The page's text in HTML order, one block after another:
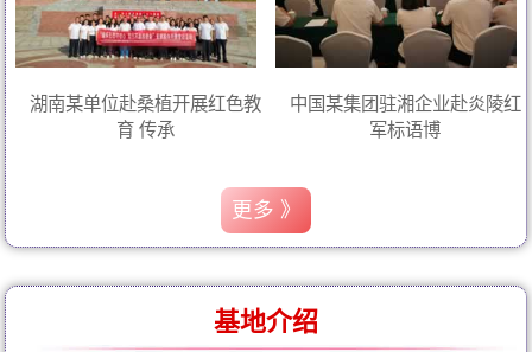
湖南某单位赴桑植开展红色教
育 传承
中国某集团驻湘企业赴炎陵红
军标语博
更多 》
基地介绍